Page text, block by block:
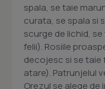
spala, se taie
curata, se spala si
scurge de lichid,
felii). Rosiile
decojesc si se taie
atare). Patrunjelul
Orezul se alege de